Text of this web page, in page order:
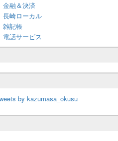
金融＆決済
長崎ローカル
雑記帳
電話サービス
by kazumasa_okusu